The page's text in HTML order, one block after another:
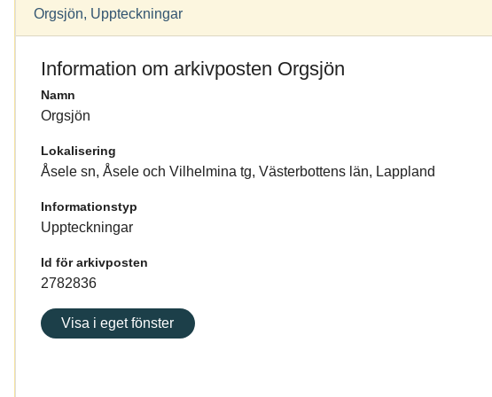
Orgsjön, Uppteckningar
Information om arkivposten Orgsjön
Namn
Orgsjön
Lokalisering
Åsele sn, Åsele och Vilhelmina tg, Västerbottens län, Lappland
Informationstyp
Uppteckningar
Id för arkivposten
2782836
Visa i eget fönster